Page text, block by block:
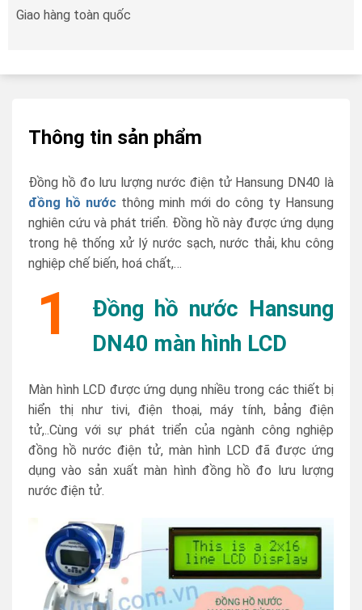
Giao hàng toàn quốc
Thông tin sản phẩm
Đồng hồ đo lưu lượng nước điện tử Hansung DN40 là
đồng hồ nước thông minh mới do công ty Hansung
nghiên cứu và phát triển. Đồng hồ này được ứng dụng
trong hệ thống xử lý nước sạch, nước thải, khu công
nghiệp chế biến, hoá chất,…
1
Đồng hồ nước Hansung
DN40 màn hình LCD
Màn hình LCD được ứng dụng nhiều trong các thiết bị
hiển thị như tivi, điện thoại, máy tính, bảng điện
tử,..Cùng với sự phát triển của ngành công nghiệp
đồng hồ nước điện tử, màn hình LCD đã được ứng
dụng vào sản xuất màn hình đồng hồ đo lưu lượng
nước điện tử.